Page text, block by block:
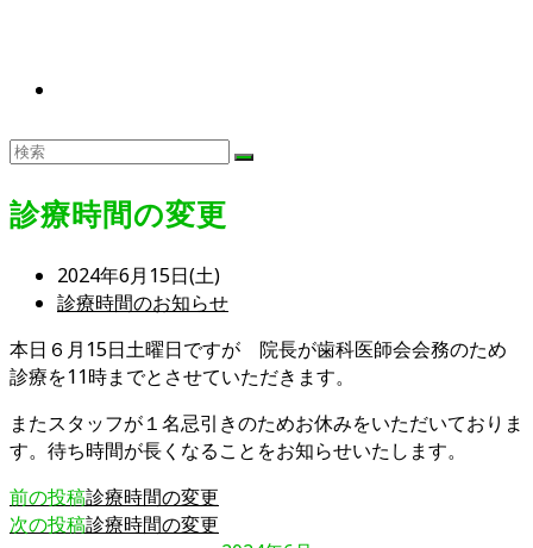
診療時間の変更
投
稿
開
日:
2024年6月15日(土)
投
カ
テ
ゴ
リ
ー:
診療時間のお知らせ
本日６月15日土曜日ですが 院長が歯科医師会会務のため
診療を11時までとさせていただきます。
またスタッフが１名忌引きのためお休みをいただいておりま
す。待ち時間が長くなることをお知らせいたします。
そ
の
前の投稿診療時間の変更
次の投稿診療時間の変更